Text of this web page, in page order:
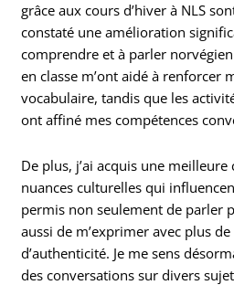
grâce aux cours d’hiver à NLS
constaté une amélioration
comprendre et à parler
en classe m’ont aidé à renforcer
vocabulaire, tandis que les
ont affiné mes compétences
De plus, j’ai acquis une
nuances culturelles qui
permis non seulement de parler
aussi de m’exprimer avec plus
d’authenticité. Je me sens
des conversations sur divers